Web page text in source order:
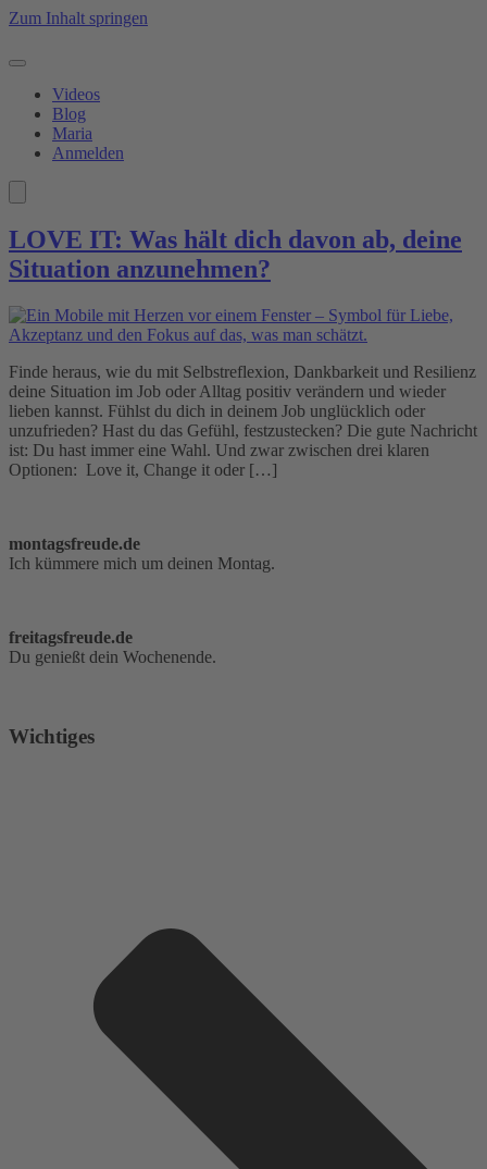
Zum Inhalt springen
Videos
Blog
Maria
Anmelden
LOVE IT: Was hält dich davon ab, deine
Situation anzunehmen?
Finde heraus, wie du mit Selbstreflexion, Dankbarkeit und Resilienz
deine Situation im Job oder Alltag positiv verändern und wieder
lieben kannst. Fühlst du dich in deinem Job unglücklich oder
unzufrieden? Hast du das Gefühl, festzustecken? Die gute Nachricht
ist: Du hast immer eine Wahl. Und zwar zwischen drei klaren
Optionen: Love it, Change it oder […]
montagsfreude.de
Ich kümmere mich um deinen Montag.
freitagsfreude.de
Du genießt dein Wochenende.
Wichtiges